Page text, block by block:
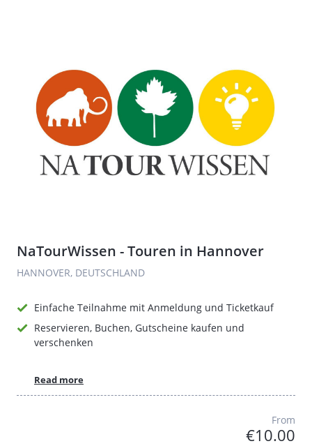
NaTourWissen - Touren in Hannover
HANNOVER, DEUTSCHLAND
Einfache Teilnahme mit Anmeldung und Ticketkauf
Reservieren, Buchen, Gutscheine kaufen und
verschenken
Read more
From
€10.00